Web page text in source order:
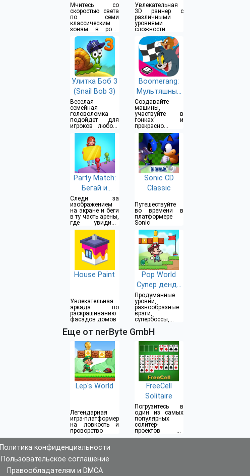
Classic
Мчитесь со
скоростью света
по семи
классическим
зонам в роли
ежика Соника
Увлекательная
3D раннер с
различными
уровнями
сложности
Улитка Боб 3
(Snail Bob 3)
Веселая
семейная
головоломка
подойдет для
игроков любого
уровня и
возраста
Boomerang:
Мультяшные
гонки
Создавайте
машины,
участвуйте в
гонках и
прекрасно
проводить
время
Party Match:
Бегай и
Соединяй
Следи за
изображением
на экране и беги
в ту часть арены,
где увидишь
такое же
изображение
Sonic CD
Classic
Путешествуйте
во времени в
платформере
Sonic
House Paint
Увлекательная
аркада по
раскрашиванию
фасадов домов
Pop World
Супер денди
оригинал
Продуманные
уровни,
разнообразные
враги,
супербоссы,
процесс
Еще от nerByte GmbH
Lep's World
Легендарная
игра-платформер
на ловкость и
проворство
FreeCell
Solitaire
Погрузитесь в
один из самых
популярных
солитер-
проектов на
Андроид
Политика конфиденциальности
Пользовательское соглашение
Правообладателям и DMCA